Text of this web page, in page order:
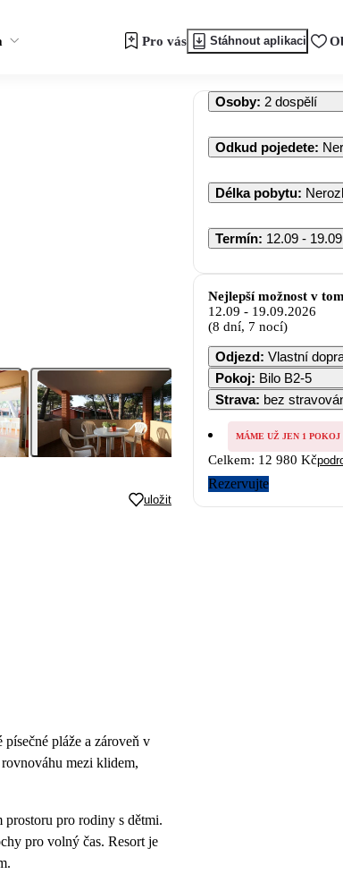
Pro vás Stáhnout aplikaci
uložit
pláže a zároveň v
mezi klidem,
prostoru pro rodiny s dětmi.
pro volný čas. Resort je
Osoby: 2 dospělí
Odkud pojedete:
Délka pobytu:
Termín: 12.09 -
Nejlepší možnost v
12.09 - 19.09.2026
(8 dní, 7 nocí)
Odjezd: Vlastní
Pokoj: Bilo B2-5
Strava: bez
MÁME UŽ JEN 1 POKOJ
Celkem: 12 980 Kč
Rezervujte